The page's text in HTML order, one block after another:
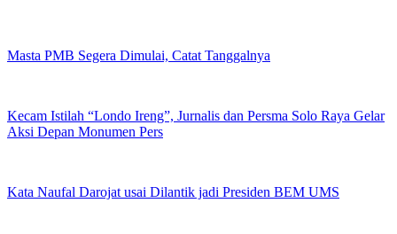
Masta PMB Segera Dimulai, Catat Tanggalnya
Kecam Istilah “Londo Ireng”, Jurnalis dan Persma Solo Raya Gelar
Aksi Depan Monumen Pers
Kata Naufal Darojat usai Dilantik jadi Presiden BEM UMS